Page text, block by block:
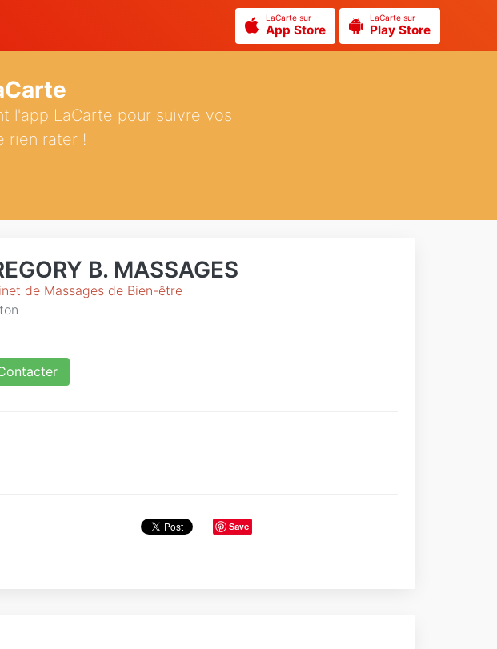
LaCarte sur
App Store
LaCarte sur
Play Store
l'app LaCarte pour suivre vos
rien rater !
B. MASSAGES
de Massages de Bien-être
Save